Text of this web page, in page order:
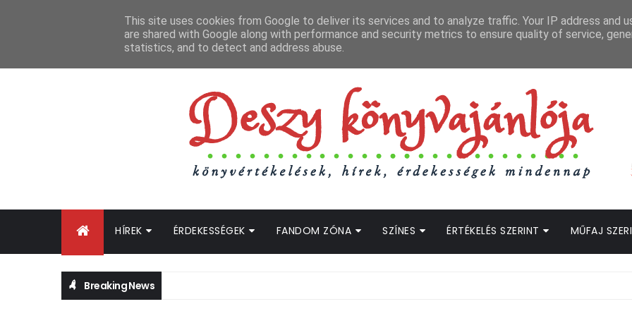
HÍREK ÉRDEKESSÉGEK FANDOM ZÓNA SZÍNES ÉRTÉKELÉS SZERINT MŰFAJ
Breaking News
This site uses cookies from Google to deliver its services and to analyze traffic. Your IP address and
are shared with Google along with performance and security metrics to ensure quality of service,
statistics, and to detect and address abuse.